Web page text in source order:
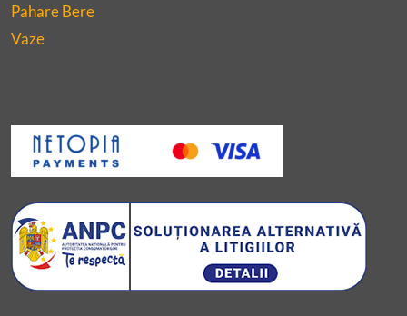
Pahare Bere
Vaze